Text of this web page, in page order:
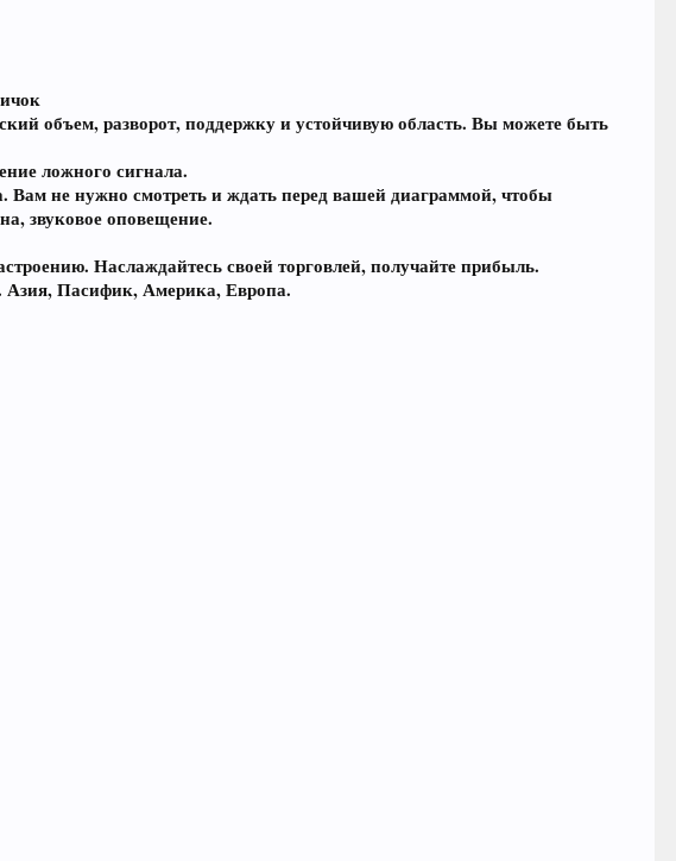
объем, разворот, поддержку и устойчивую область. Вы можете быть
ложного сигнала.
не нужно смотреть и ждать перед вашей диаграммой, чтобы
звуковое оповещение.
Наслаждайтесь своей торговлей, получайте прибыль.
Азия, Пасифик, Америка, Европа.